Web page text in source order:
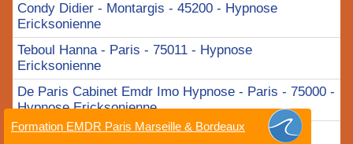
Condy Didier - Montargis - 45200 - Hypnose
Ericksonienne
Teboul Hanna - Paris - 75011 - Hypnose
Ericksonienne
De Paris Cabinet Emdr Imo Hypnose - Paris - 75000 -
Hypnose Ericksonienne
Pierre Chloe - Hagondange - 57300 - Hypnose
Formation EMDR Paris Marseille & Bordeaux